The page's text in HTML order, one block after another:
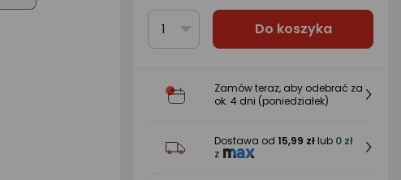
1 Do koszyka
Zamów teraz, aby odebrać za
ok. 4 dni (poniedziałek)
Dostawa od 15,99 zł lub 0 zł
z